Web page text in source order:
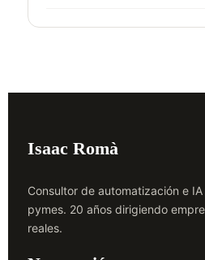
Isaac Romà
Consultor de automatización e IA
pymes. 20 años dirigiendo
reales.